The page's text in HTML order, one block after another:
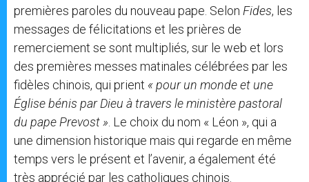
premières paroles du nouveau pape. Selon Fides, les
messages de félicitations et les prières de
remerciement se sont multipliés, sur le web et lors
des premières messes matinales célébrées par les
fidèles chinois, qui prient « pour un monde et une
Église bénis par Dieu à travers le ministère pastoral
du pape Prevost » . Le choix du nom « Léon », qui a
une dimension historique mais qui regarde en même
temps vers le présent et l’avenir, a également été
très apprécié par les catholiques chinois.